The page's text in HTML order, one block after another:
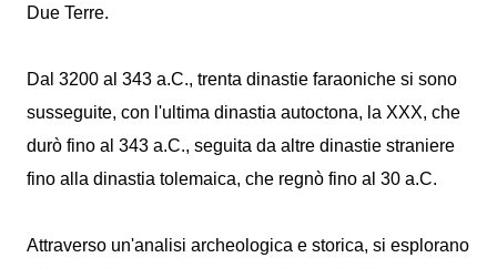
Due Terre.
Dal 3200 al 343 a.C., trenta dinastie faraoniche si sono
susseguite, con l'ultima dinastia autoctona, la XXX, che
durò fino al 343 a.C., seguita da altre dinastie straniere
fino alla dinastia tolemaica, che regnò fino al 30 a.C.
Attraverso un'analisi archeologica e storica, si esplorano